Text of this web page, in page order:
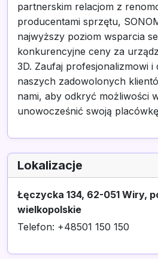
partnerskim relacjom z
producentami sprzętu,
najwyższy poziom wsparcia
konkurencyjne ceny za
3D. Zaufaj profesjonalizmowi i
naszych zadowolonych
nami, aby odkryć możliwości
unowocześnić swoją
Lokalizacje
Łęczycka 134, 62-051 Wiry,
wielkopolskie
Telefon: +48501 150 150